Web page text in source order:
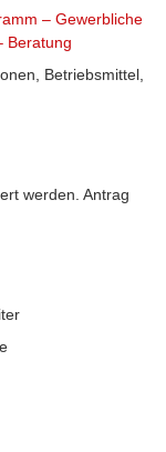
– Gewerbliche
Beratung
Betriebsmittel,
werden. Antrag